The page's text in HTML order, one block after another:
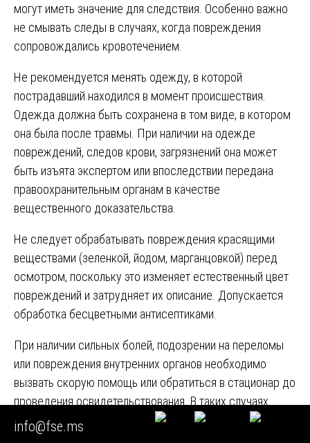
могут иметь значение для следствия. Особенно важно
не смывать следы в случаях, когда повреждения
сопровождались кровотечением.
Не рекомендуется менять одежду, в которой
пострадавший находился в момент происшествия.
Одежда должна быть сохранена в том виде, в котором
она была после травмы. При наличии на одежде
повреждений, следов крови, загрязнений она может
быть изъята экспертом или впоследствии передана
правоохранительным органам в качестве
вещественного доказательства.
Не следует обрабатывать повреждения красящими
веществами (зеленкой, йодом, марганцовкой) перед
осмотром, поскольку это изменяет естественный цвет
повреждений и затрудняет их описание. Допускается
обработка бесцветными антисептиками.
При наличии сильных болей, подозрении на переломы
или повреждения внутренних органов необходимо
вызвать скорую помощь или обратиться в стационар до
проведения освидетельствования. В таких случаях
приоритетом является оказание неотложной
медицинской помощи, а фиксация повреждений
info@fse.ms